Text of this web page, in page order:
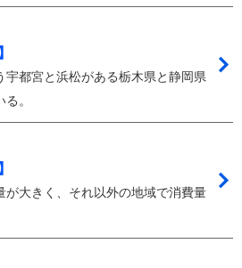
宇都宮と浜松がある栃木県と静岡県
。
が大きく、それ以外の地域で消費量